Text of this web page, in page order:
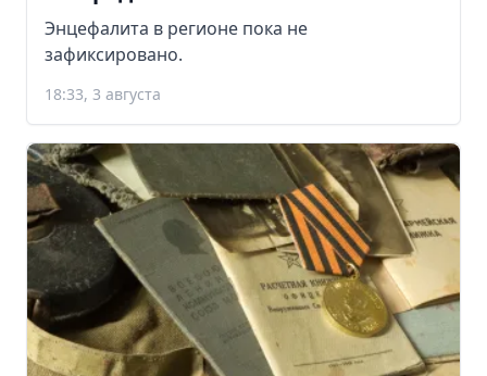
Энцефалита в регионе пока не
зафиксировано.
18:33, 3 августа